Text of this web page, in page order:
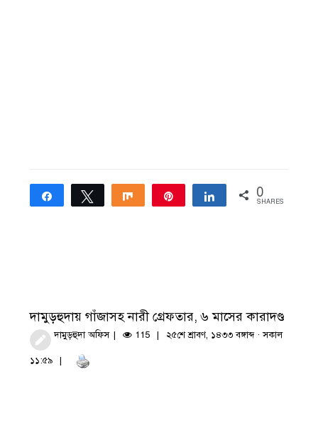
Share Tweet Share Share 0
SHARES
দামুড়হুদায় গাঁজাসহ নারী গ্রেফতার, ৬ মাসের কারাদণ্ড
দামুড়হুদা অফিস 115 ২৫শে শ্রাবণ, ১৪৩৩ বঙ্গাব্দ · সকাল
১১:৫৯